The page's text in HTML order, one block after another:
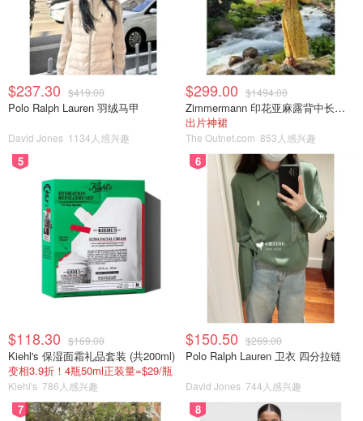
$237.30 $419.00
Polo Ralph Lauren 羽绒马甲
David Jones 1134人感兴趣
$299.00 $1494.00
Zimmermann 印花亚麻露背中长连衣裙
出片神裙
The Outnet.com 853人感兴趣
5
$118.30 $169.00
Kiehl's 保湿面霜礼品套装 (共200ml)
变相3.9折！4瓶50ml正装量=$29/瓶
Kiehl's 786人感兴趣
6
$150.50 $269.00
Polo Ralph Lauren 卫衣 四分拉链
David Jones 744人感兴趣
7 8